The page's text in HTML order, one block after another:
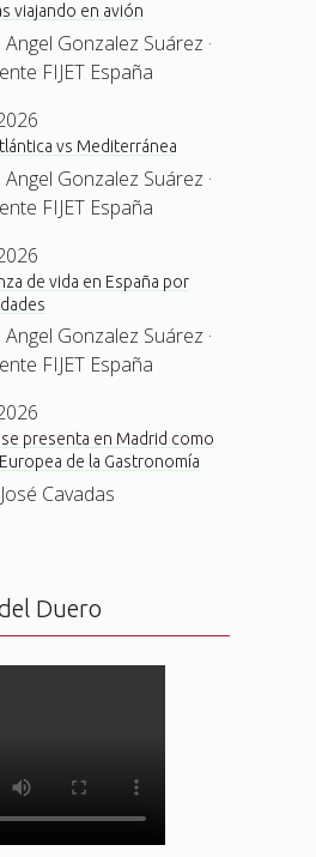
viajando en avión
Angel Gonzalez Suárez ·
FIJET España
vs Mediterránea
Angel Gonzalez Suárez ·
FIJET España
de vida en España por
Angel Gonzalez Suárez ·
FIJET España
se presenta en Madrid como
de la Gastronomía
Cavadas
Duero